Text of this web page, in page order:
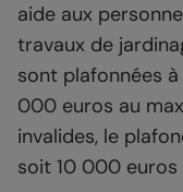
aide aux
travaux de
sont plafonnées
000 euros au
invalides, le
soit 10 000 euros